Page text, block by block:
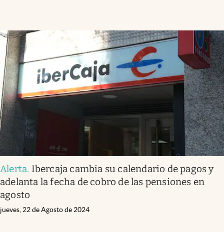
Alerta. Ibercaja cambia su calendario de pagos y
adelanta la fecha de cobro de las pensiones en
agosto
jueves, 22 de Agosto de 2024